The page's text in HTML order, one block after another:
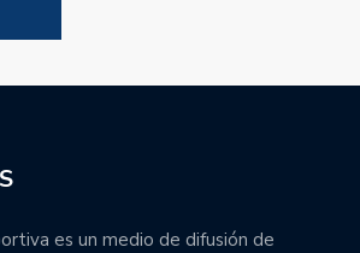
es un medio de difusión de